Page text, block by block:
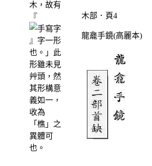
木，故有
『
』字一形
也。」此
形雖未見
艸頭，然
其形構意
義如一，
收為
「樵」之
異體可
也。
木部．頁4
龍龕手鏡(高麗本)